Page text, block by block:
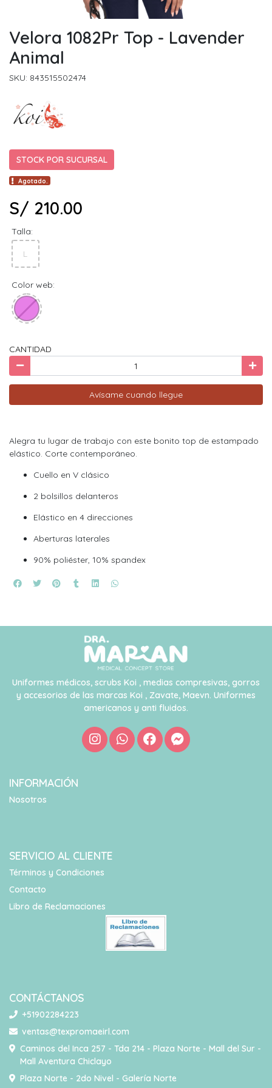
Velora 1082Pr Top - Lavender
Animal
SKU: 843515502474
STOCK POR SUCURSAL
Agotado.
S/ 210.00
Talla:
L
Color web:
CANTIDAD
Avísame cuando llegue
Alegra tu lugar de trabajo con este bonito top de estampado
elástico. Corte contemporáneo.
Cuello en V clásico
2 bolsillos delanteros
Elástico en 4 direcciones
Aberturas laterales
90% poliéster, 10% spandex
Uniformes médicos, scrubs Koi , medias compresivas, gorros
y accesorios de las marcas Koi , Zavate, Maevn. Uniformes
americanos y anti fluidos.
INFORMACIÓN
Nosotros
SERVICIO AL CLIENTE
Términos y Condiciones
Contacto
Libro de Reclamaciones
CONTÁCTANOS
+51902284223
ventas@texpromaeirl.com
Caminos del Inca 257 - Tda 214 - Plaza Norte - Mall del Sur -
Mall Aventura Chiclayo
Plaza Norte - 2do Nivel - Galería Norte